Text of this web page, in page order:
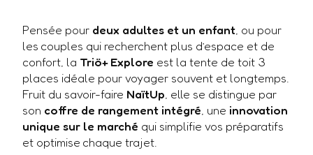
Pensée pour deux adultes et un enfant, ou pour
les couples qui recherchent plus d’espace et de
confort, la Triö+ Explore est la tente de toit 3
places idéale pour voyager souvent et longtemps.
Fruit du savoir-faire NaïtUp, elle se distingue par
son coffre de rangement intégré, une innovation
unique sur le marché qui simplifie vos préparatifs
et optimise chaque trajet.